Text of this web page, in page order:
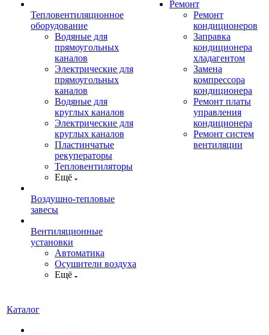
Тепловентиляционное
оборудование
Водяные для
прямоугольных
каналов
Электрические для
прямоугольных
каналов
Водяные для
круглых каналов
Электрические для
круглых каналов
Пластинчатые
рекуператоры
Тепловентиляторы
Ещё
Воздушно-тепловые
завесы
Вентиляционные
установки
Автоматика
Осушители воздуха
Ещё
Ремонт
Ремонт
кондиционеров
Заправка
кондиционера
хладагентом
Замена
компрессора
кондиционера
Ремонт платы
управления
кондиционера
Ремонт систем
вентиляции
Каталог